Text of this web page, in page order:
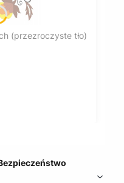
(przezroczyste tło)